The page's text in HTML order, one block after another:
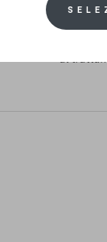
Ho
al